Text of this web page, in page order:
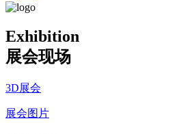
Exhibition
展会现场
3D展会
展会图片